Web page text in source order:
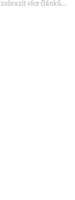
zobrazit více článků...